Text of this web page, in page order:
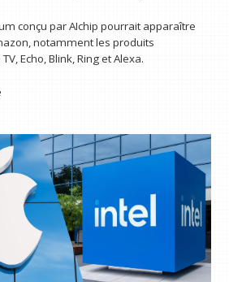
conçu par AIchip pourrait apparaître
notamment les produits
Echo, Blink, Ring et Alexa.